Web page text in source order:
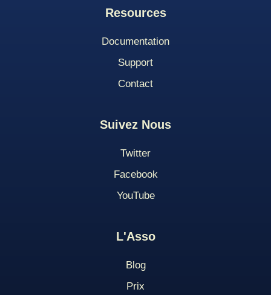
Resources
Documentation
Support
Contact
Suivez Nous
Twitter
Facebook
YouTube
L'Asso
Blog
PriX